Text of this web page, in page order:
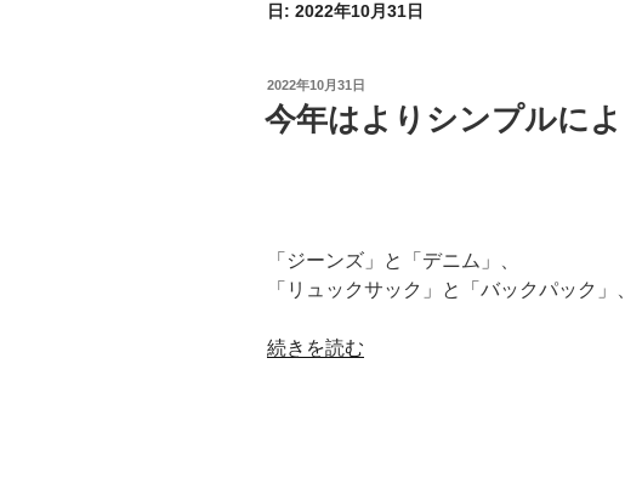
日: 2022年10月31日
投
稿
日:
2022年10月31日
今年はよりシンプルによ
「ジーンズ」と「デニム」、
「リュックサック」と「バックパック」、
“今
続きを読む